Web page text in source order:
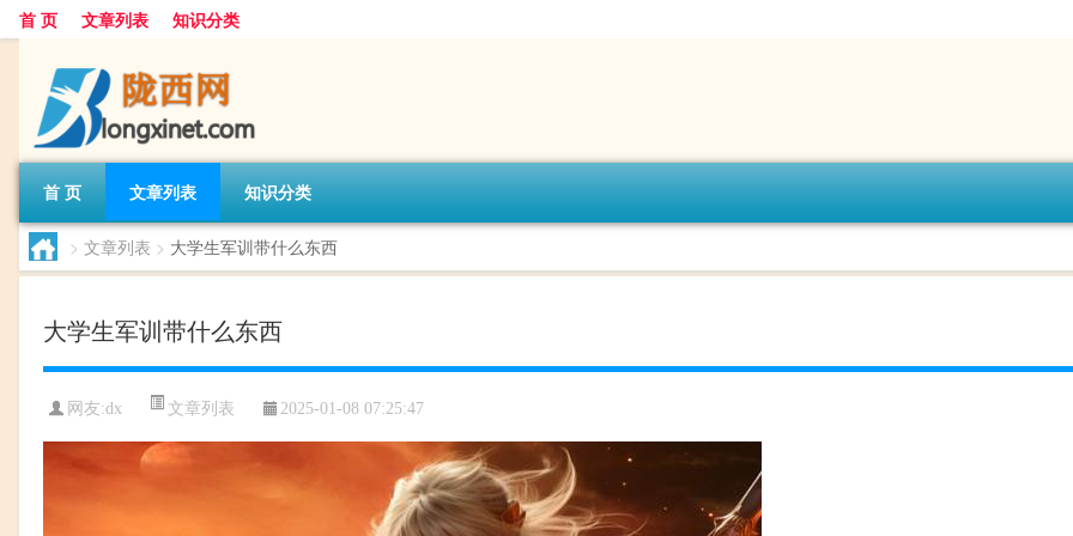
首 页 文章列表 知识分类
首 页 文章列表 知识分类
> 文章列表 > 大学生军训带什么东西
大学生军训带什么东西
网友:dx 文章列表 2025-01-08 07:25:47